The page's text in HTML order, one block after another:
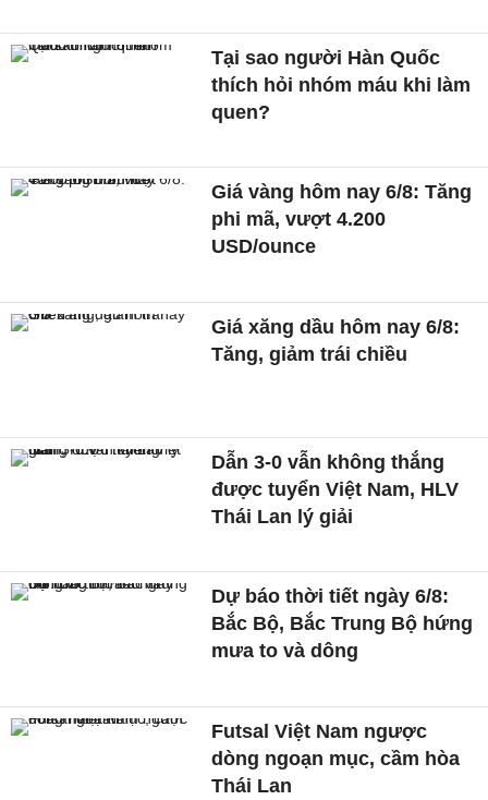
Tại sao người Hàn Quốc
thích hỏi nhóm máu khi làm
quen?
Giá vàng hôm nay 6/8: Tăng
phi mã, vượt 4.200
USD/ounce
Giá xăng dầu hôm nay 6/8:
Tăng, giảm trái chiều
Dẫn 3-0 vẫn không thắng
được tuyển Việt Nam, HLV
Thái Lan lý giải
Dự báo thời tiết ngày 6/8:
Bắc Bộ, Bắc Trung Bộ hứng
mưa to và dông
Futsal Việt Nam ngược
dòng ngoạn mục, cầm hòa
Thái Lan